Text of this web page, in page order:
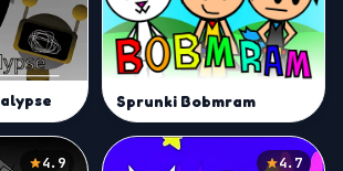
Sprunki Bobmram
4.9 4.7